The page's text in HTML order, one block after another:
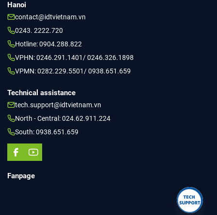
Hanoi
contact@idtvietnam.vn
0243. 2222.720
Hotline: 0904.288.822
VPHN: 0246.291.1401/ 0246.326.1898
VPMN: 0282.229.5501/ 0938.651.659
Technical assistance
tech.support@idtvietnam.vn
North - Central: 024.62.911.224
South: 0938.651.659
Fanpage